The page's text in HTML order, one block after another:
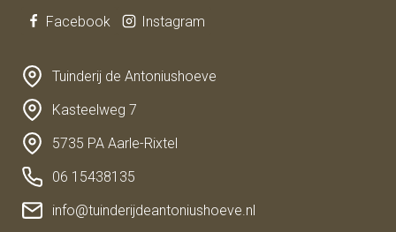
Facebook Instagram
Tuinderij de Antoniushoeve
Kasteelweg 7
5735 PA Aarle-Rixtel
06 15438135
info@tuinderijdeantoniushoeve.nl